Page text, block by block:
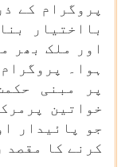
پروگرام کے
بااختیار
اور ملک بھر
ہوا۔
پر مبنی
خواتین
جو پائیدار
کرنے کا مقصد